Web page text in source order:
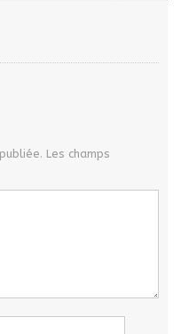
Les champs